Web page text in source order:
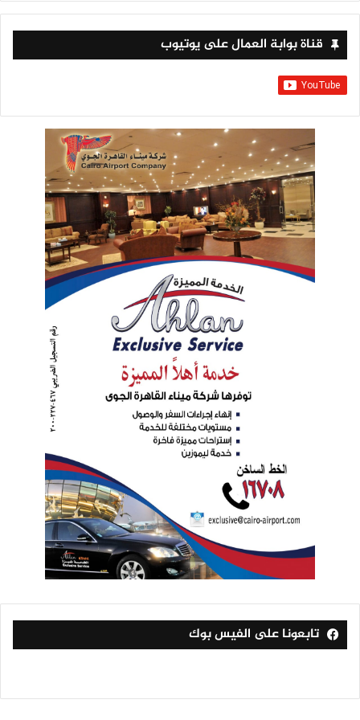
قناة بوابة العمال على يوتيوب
تابعونا على الفيس بوك